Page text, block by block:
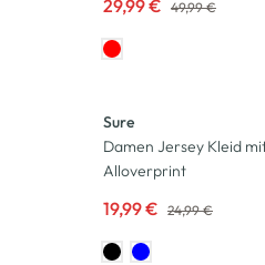
29,99 € 49,99 €
Sure
Damen Jersey Kleid
Alloverprint
19,99 € 24,99 €